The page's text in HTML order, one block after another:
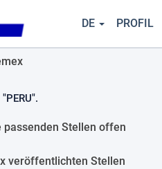
DE PROFIL
(aktuelle
"PERU".
passenden Stellen offen
veröffentlichten Stellen